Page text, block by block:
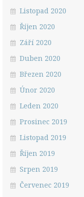
Listopad 2020
Říjen 2020
Září 2020
Duben 2020
Březen 2020
Únor 2020
Leden 2020
Prosinec 2019
Listopad 2019
Říjen 2019
Srpen 2019
Červenec 2019